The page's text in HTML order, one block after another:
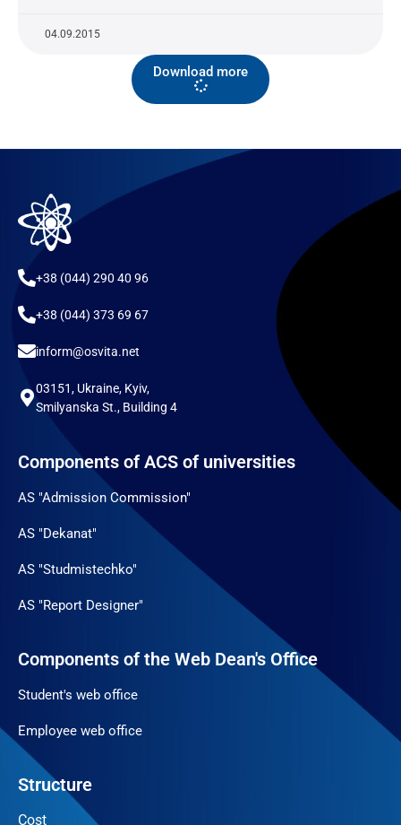
04.09.2015
Download more
+38 (044) 290 40 96
+38 (044) 373 69 67
inform@osvita.net
03151, Ukraine, Kyiv,
Smilyanska St., Building 4
Components of ACS of universities
AS "Admission Commission"
AS "Dekanat"
AS "Studmistechko"
AS "Report Designer"
Components of the Web Dean's Office
Student's web office
Employee web office
Structure
Cost